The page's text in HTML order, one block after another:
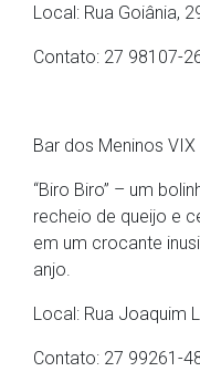
Local: Rua Goiânia,
Contato: 27 98107-
Bar dos Meninos VIX
“Biro Biro” – um
recheio de queijo e
em um crocante
anjo.
Local: Rua Joaquim
Contato: 27 99261-